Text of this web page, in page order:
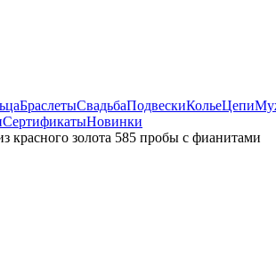
БраслетыСвадьбаПодвескиКольеЦепи
СертификатыНовинки
красного золота 585 пробы с фианитами